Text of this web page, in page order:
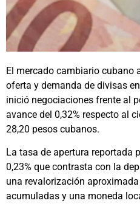
El mercado cambiario cubano
oferta y demanda de divisas
inició negociaciones frente al
avance del 0,32% respecto al
28,20 pesos cubanos.
La tasa de apertura reportada
0,23% que contrasta con la
una revalorización
acumuladas y una moneda